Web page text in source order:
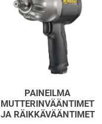
PAINEILMA
MUTTERINVÄÄNTIMET
JA RÄIKKÄVÄÄNTIMET